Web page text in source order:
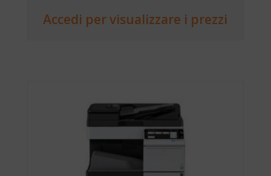
Accedi per visualizzare i prezzi